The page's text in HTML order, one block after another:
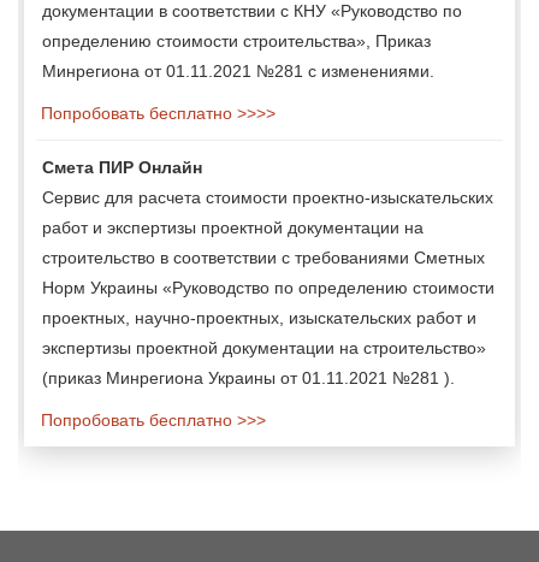
документации в соответствии с КНУ «Руководство по
определению стоимости строительства», Приказ
Минрегиона от 01.11.2021 №281 с изменениями.
Попробовать бесплатно >>>>
Смета ПИР Онлайн
Сервис для расчета стоимости проектно-изыскательских
работ и экспертизы проектной документации на
строительство в соответствии с требованиями Сметных
Норм Украины «Руководство по определению стоимости
проектных, научно-проектных, изыскательских работ и
экспертизы проектной документации на строительство»
(приказ Минрегиона Украины от 01.11.2021 №281 ).
Попробовать бесплатно >>>